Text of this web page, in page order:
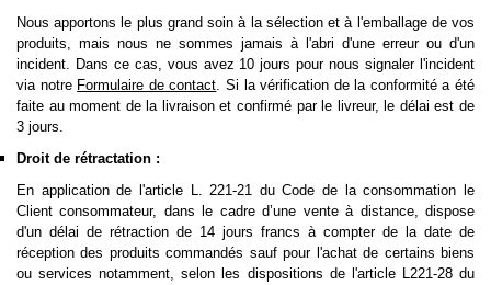
Nous apportons le plus grand soin à la sélection et à l'emballage de vos
produits, mais nous ne sommes jamais à l'abri d'une erreur ou d'un
incident. Dans ce cas, vous avez 10 jours pour nous signaler l'incident
via notre Formulaire de contact. Si la vérification de la conformité a été
faite au moment de la livraison et confirmé par le livreur, le délai est de
3 jours.
Droit de rétractation :
En application de l'article L. 221-21 du Code de la consommation le
Client consommateur, dans le cadre d’une vente à distance, dispose
d'un délai de rétraction de 14 jours francs à compter de la date de
réception des produits commandés sauf pour l'achat de certains biens
ou services notamment, selon les dispositions de l'article L221-28 du